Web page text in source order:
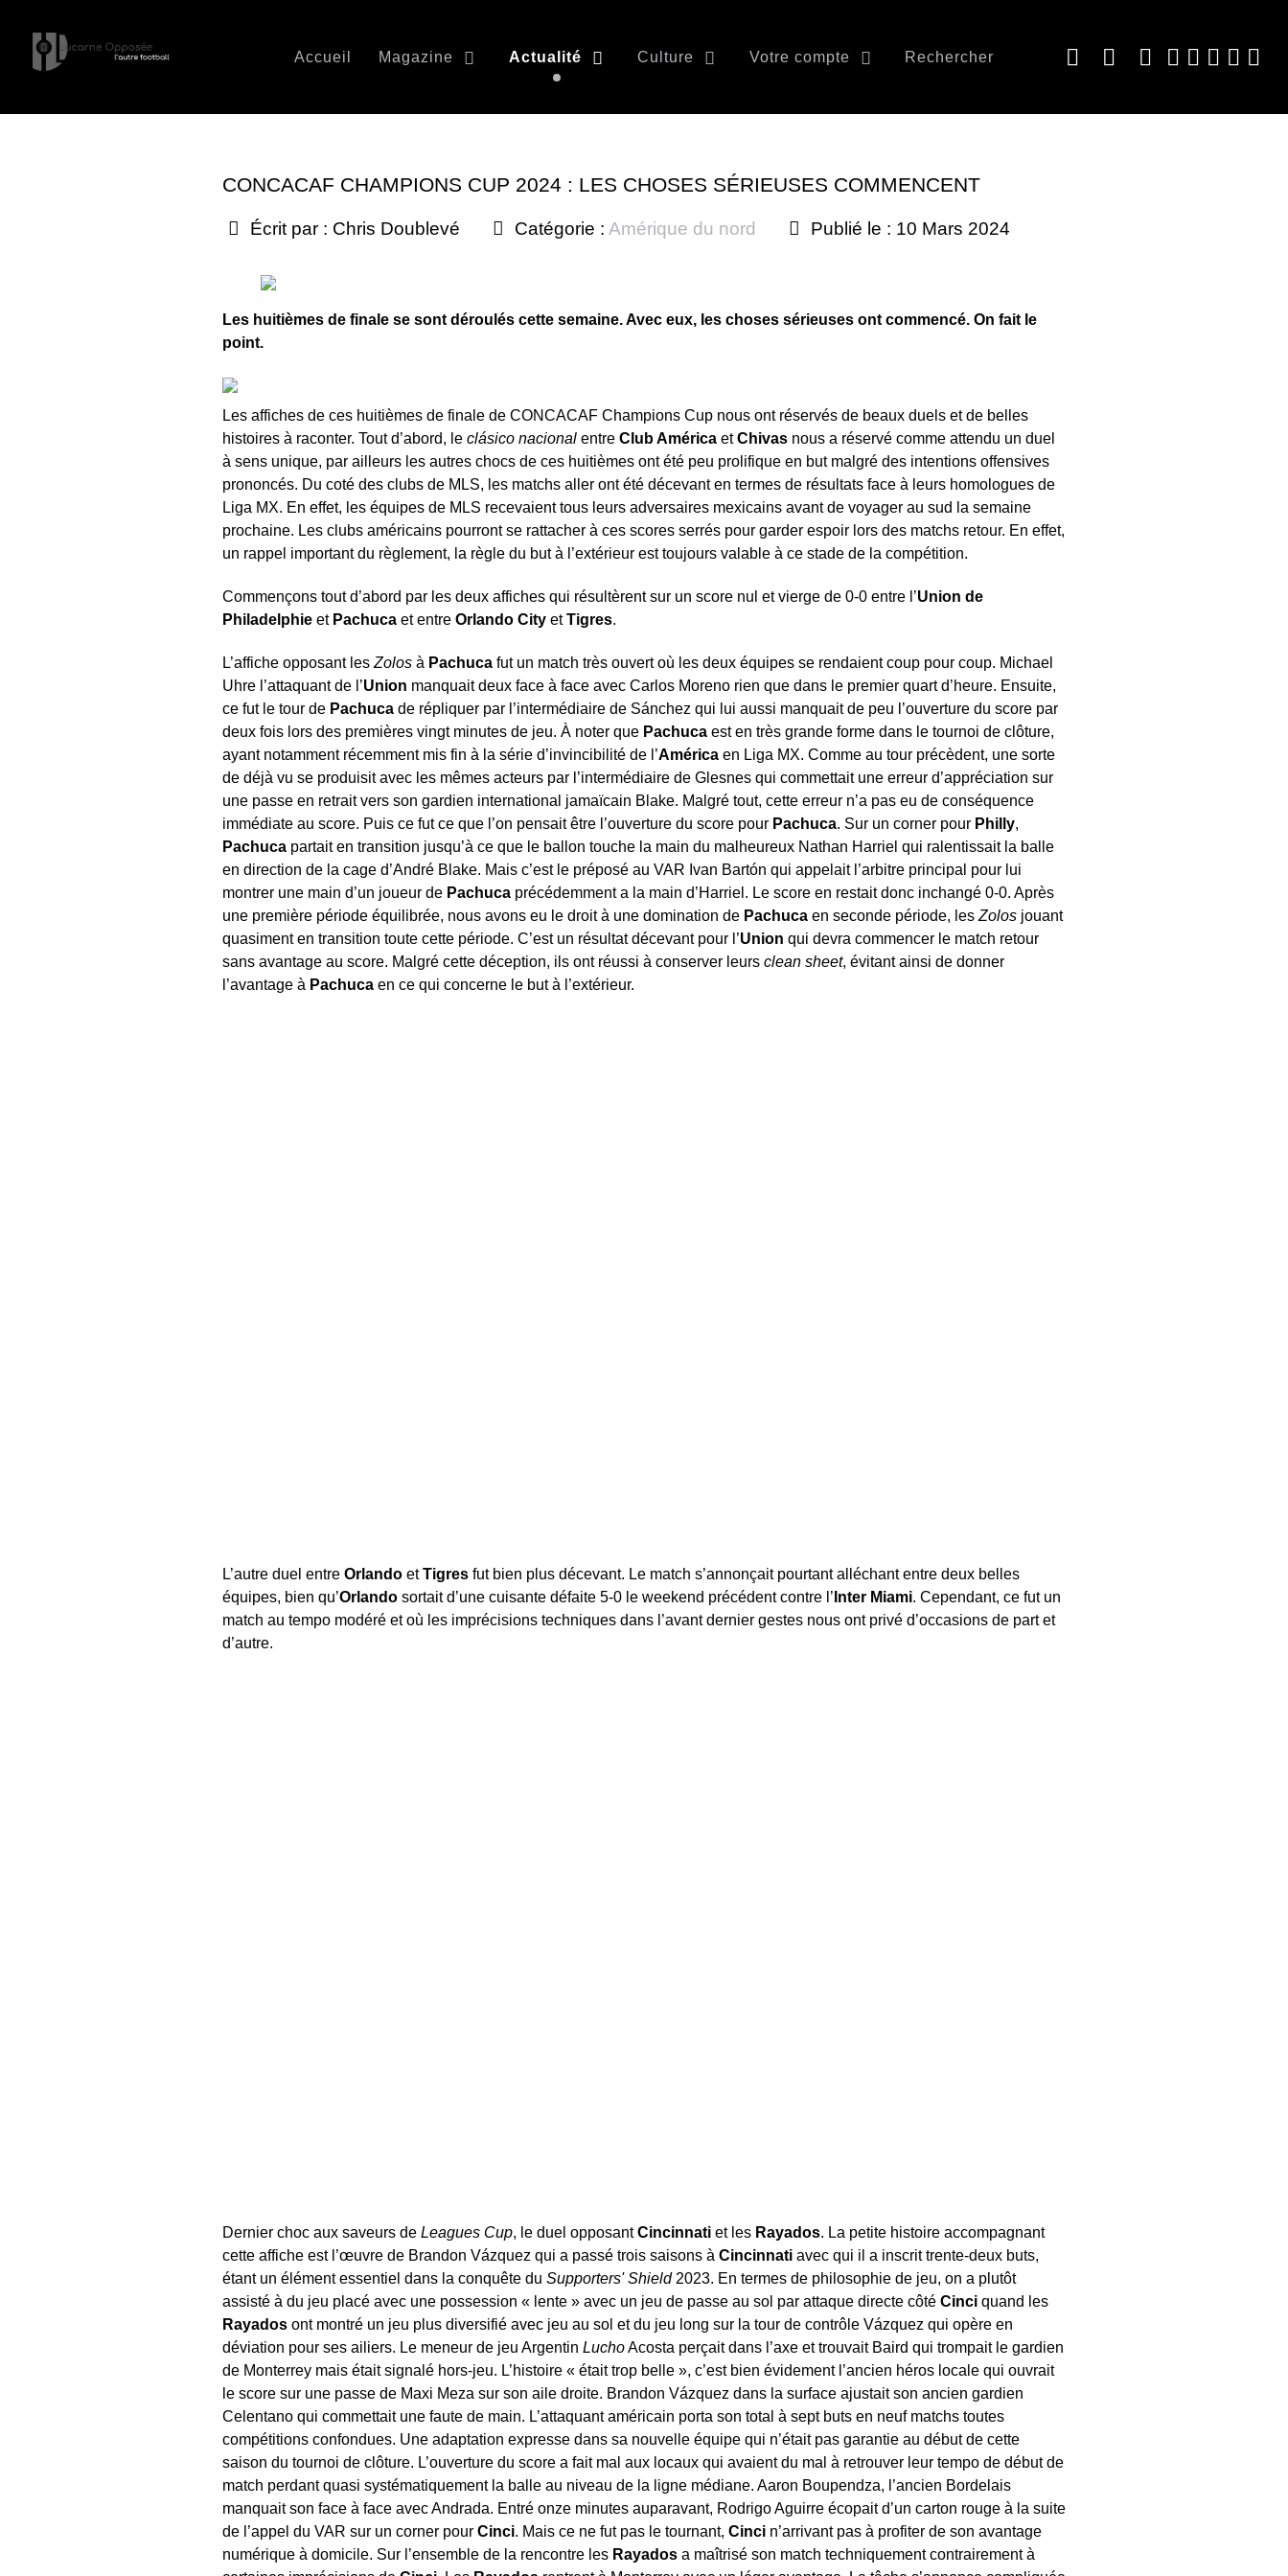
Accueil Magazine Actualité Culture Votre compte Rechercher
CONCACAF CHAMPIONS CUP 2024 : LES CHOSES SÉRIEUSES COMMENCENT
Écrit par : Chris Doublevé Catégorie : Amérique du nord Publié le : 10 Mars 2024
Les huitièmes de finale se sont déroulés cette semaine. Avec eux, les choses sérieuses ont commencé. On fait le
point.
Les affiches de ces huitièmes de finale de CONCACAF Champions Cup nous ont réservés de beaux duels et de belles
histoires à raconter. Tout d’abord, le clásico nacional entre Club AméricaetChivasnous a réservé comme attendu un duel
à sens unique, par ailleurs les autres chocs de ces huitièmes ont été peu prolifique en but malgré des intentions offensives
prononcés. Du coté des clubs de MLS, les matchs aller ont été décevant en termes de résultats face à leurs homologues de
Liga MX. En effet, les équipes de MLS recevaient tous leurs adversaires mexicains avant de voyager au sud la semaine
prochaine. Les clubs américains pourront se rattacher à ces scores serrés pour garder espoir lors des matchs retour. En effet,
un rappel important du règlement, la règle du but à l’extérieur est toujours valable à ce stade de la compétition.
Commençons tout d’abord par les deux affiches qui résultèrent sur un score nul et vierge de 0-0 entre l’Union de
Philadelphieet Pachucaet entre Orlando CityetTigres.
L’affiche opposant les Zolosà Pachucafut un match très ouvert où les deux équipes se rendaient coup pour coup. Michael
Uhre l’attaquant de l’Union manquait deux face à face avec Carlos Moreno rien que dans le premier quart d’heure. Ensuite,
ce fut le tour de Pachucade répliquer par l’intermédiaire de Sánchez qui lui aussi manquait de peu l’ouverture du score par
deux fois lors des premières vingt minutes de jeu. À noter que Pachucaest en très grande forme dans le tournoi de clôture,
ayant notamment récemment mis fin à la série d’invincibilité de l’América en Liga MX. Comme au tour précèdent, une sorte
de déjà vu se produisit avec les mêmes acteurs par l’intermédiaire de Glesnes qui commettait une erreur d’appréciation sur
une passe en retrait vers son gardien international jamaïcain Blake. Malgré tout, cette erreur n’a pas eu de conséquence
immédiate au score. Puis ce fut ce que l’on pensait être l’ouverture du score pour Pachuca. Sur un corner pour Philly,
Pachucapartait en transition jusqu’à ce que le ballon touche la main du malheureux Nathan Harriel qui ralentissait la balle
en direction de la cage d’André Blake. Mais c’est le préposé au VAR Ivan Bartón qui appelait l’arbitre principal pour lui
montrer une main d’un joueur de Pachucaprécédemment a la main d’Harriel. Le score en restait donc inchangé 0-0. Après
une première période équilibrée, nous avons eu le droit à une domination de Pachucaen seconde période, les Zolosjouant
quasiment en transition toute cette période. C’est un résultat décevant pour l’Union qui devra commencer le match retour
sans avantage au score. Malgré cette déception, ils ont réussi à conserver leurs clean sheet, évitant ainsi de donner
l’avantage à Pachucaen ce qui concerne le but à l’extérieur.
L’autre duel entre OrlandoetTigresfut bien plus décevant. Le match s’annonçait pourtant alléchant entre deux belles
équipes, bien qu’Orlandosortait d’une cuisante défaite 5-0 le weekend précédent contre l’ Inter Miami. Cependant, ce fut un
match au tempo modéré et où les imprécisions techniques dans l’avant dernier gestes nous ont privé d’occasions de part et
d’autre.
Dernier choc aux saveurs deLeagues Cup, le duel opposantCincinnatiet les Rayados. La petite histoire accompagnant
cette affiche est l’œuvre de Brandon Vázquez qui a passé trois saisons à Cincinnatiavec qui il a inscrit trente-deux buts,
étant un élément essentiel dans la conquête du Supporters' Shield2023. En termes de philosophie de jeu, on a plutôt
assisté à du jeu placé avec une possession « lente » avec un jeu de passe au sol par attaque directe côté Cinciquand les
Rayadosont montré un jeu plus diversifié avec jeu au sol et du jeu long sur la tour de contrôle Vázquez qui opère en
déviation pour ses ailiers. Le meneur de jeu Argentin LuchoAcosta perçait dans l’axe et trouvait Baird qui trompait le gardien
de Monterrey mais était signalé hors-jeu. L’histoire « était trop belle », c’est bien évidement l’ancien héros locale qui ouvrait
le score sur une passe de Maxi Meza sur son aile droite. Brandon Vázquez dans la surface ajustait son ancien gardien
Celentano qui commettait une faute de main. L’attaquant américain porta son total à sept buts en neuf matchs toutes
compétitions confondues. Une adaptation expresse dans sa nouvelle équipe qui n’était pas garantie au début de cette
saison du tournoi de clôture. L’ouverture du score a fait mal aux locaux qui avaient du mal à retrouver leur tempo de début de
match perdant quasi systématiquement la balle au niveau de la ligne médiane. Aaron Boupendza, l’ancien Bordelais
manquait son face à face avec Andrada. Entré onze minutes auparavant, Rodrigo Aguirre écopait d’un carton rouge à la suite
de l’appel du VAR sur un corner pour Cinci. Mais ce ne fut pas le tournant, Cincin’arrivant pas à profiter de son avantage
numérique à domicile. Sur l’ensemble de la rencontre les Rayadosa maîtrisé son match techniquement contrairement à